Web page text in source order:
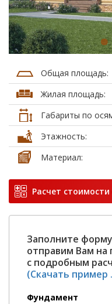
Общая площадь:
Жилая площадь:
Габариты по
Этажность:
Материал:
Расчет
Заполните
отправим Вам на
с подробным
(Скачать пример
Фундамент